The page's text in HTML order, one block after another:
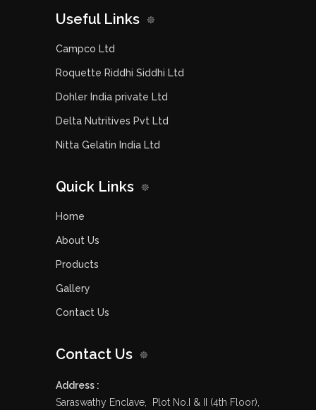
Useful Links
Campco Ltd
Roquette Riddhi Siddhi Ltd
Dohler India private Ltd
Delta Nutritives Pvt Ltd
Nitta Gelatin India Ltd
Quick Links
Home
About Us
Products
Gallery
Contact Us
Contact Us
Address :
Saraswathy Enclave, Plot No.I & II (4th Floor),